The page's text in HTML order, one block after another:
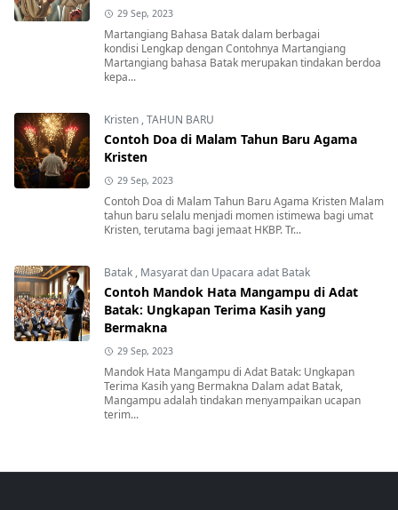
29 Sep, 2023
Martangiang Bahasa Batak dalam berbagai
kondisi Lengkap dengan Contohnya Martangiang
Martangiang bahasa Batak merupakan tindakan berdoa
kepa...
Kristen ,TAHUN BARU
Contoh Doa di Malam Tahun Baru Agama
Kristen
29 Sep, 2023
Contoh Doa di Malam Tahun Baru Agama Kristen Malam
tahun baru selalu menjadi momen istimewa bagi umat
Kristen, terutama bagi jemaat HKBP. Tr...
Batak , Masyarat dan Upacara adat Batak
Contoh Mandok Hata Mangampu di Adat
Batak: Ungkapan Terima Kasih yang
Bermakna
29 Sep, 2023
Mandok Hata Mangampu di Adat Batak: Ungkapan
Terima Kasih yang Bermakna Dalam adat Batak,
Mangampu adalah tindakan menyampaikan ucapan
terim...